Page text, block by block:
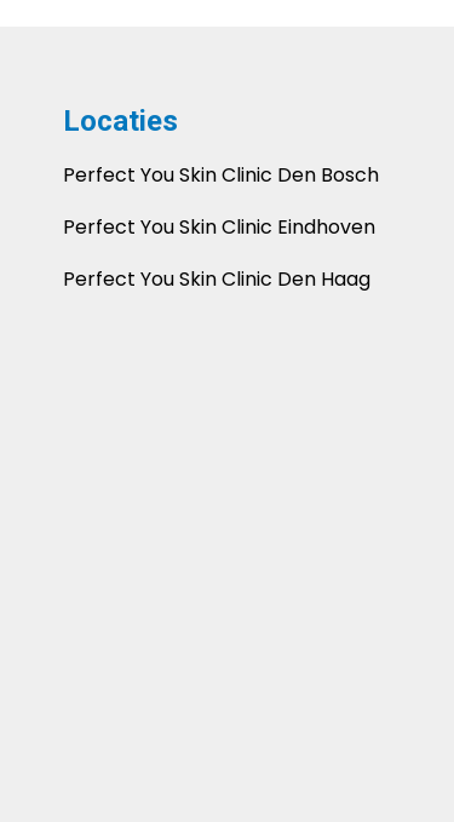
Locaties
Perfect You Skin Clinic Den Bosch
Perfect You Skin Clinic Eindhoven
Perfect You Skin Clinic Den Haag